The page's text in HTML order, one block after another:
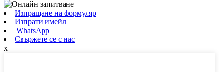
Изпращане на формуляр
Изпрати имейл
WhatsApp
Свържете се с нас
x